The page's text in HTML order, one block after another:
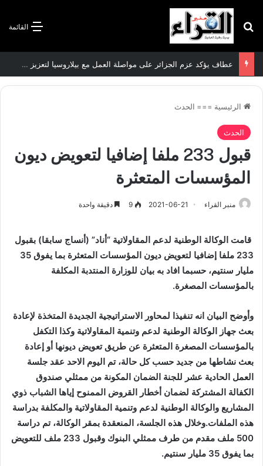
القائمة بحث عن
سعيود يشدد على إلزامية استكمال جميع عمليات تعويض متضرري حرائق الغابات قبل نهاية شهر أوت
الرئيسية === الحدث
الحدث
قبول 233 ملفا إضافيا لتعويض ديون
المؤسسات المتعثرة
منبر القراء 2021-06-21
9 دقيقة واحدة
قامت الوكالة الوطنية لدعم المقاولاتية “أناد” (أنساج سابقا) بقبول
233 ملفا إضافيا لتعويض ديون المؤسسات المتعثرة بما يفوق 35
مليار سنتيم، حسبما افاد به بيان للوزارة المنتدبة المكلفة
بالمؤسسات المصغرة.
وأوضح البيان انه تنفيذا لمحاور الاستراتيجية الجديدة المتخذة لإعادة
بعث جهاز الوكالة الوطنية لدعم وتنمية المقاولاتية وكذا التكفل
بالمؤسسات المصغرة المتعثرة عن طريق تعويض ديونها أو إعادة
بعث نشاطها من جديد حسب كل حالة، تم اليوم الاحد عقد جلسة
العمل الحادية عشر للجنة الضمان المكونة من ممثلي صندوق
الكفالة المشتركة لضمان أخطار القروض الممنوح إياها الشباب ذوي
المشاريع والوكالة الوطنية لدعم وتنمية المقاولاتية والمكلفة بدراسة
هذه الملفات.وخلال هذه الجلسة، المنعقدة بمقر الوكالة، تم دراسة
500 ملف مقدم من طرف ممثلي البنوك وقبول 233 ملف للتعويض
بما يفوق 35 مليار سنتيم.